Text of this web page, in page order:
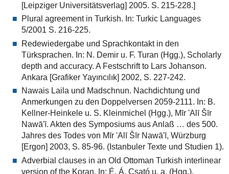
[Leipziger Universitätsverlag] 2005. S. 215-228.]
Plural agreement in Turkish. In: Turkic Languages
5/2001 S. 216-225.
Redewiedergabe und Sprachkontakt in den
Türksprachen. In: N. Demir u. F. Turan (Hgg.), Scholarly
depth and accuracy. A Festschrift to Lars Johanson.
Ankara [Grafiker Yayıncılık] 2002, S. 227-242.
Nawais Laila und Madschnun. Nachdichtung und
Anmerkungen zu den Doppelversen 2059-2111. In: B.
Kellner-Heinkele u. S. Kleinmichel (Hgg.), Mīr 'Alī Šīr
Nawā'ī. Akten des Symposiums aus Anlaß … des 500.
Jahres des Todes von Mīr 'Alī Šīr Nawā'ī, Würzburg
[Ergon] 2003, S. 85-96. (Istanbuler Texte und Studien 1).
Adverbial clauses in an Old Ottoman Turkish interlinear
version of the Koran. In: É. Á. Csató u. a. (Hgg.),